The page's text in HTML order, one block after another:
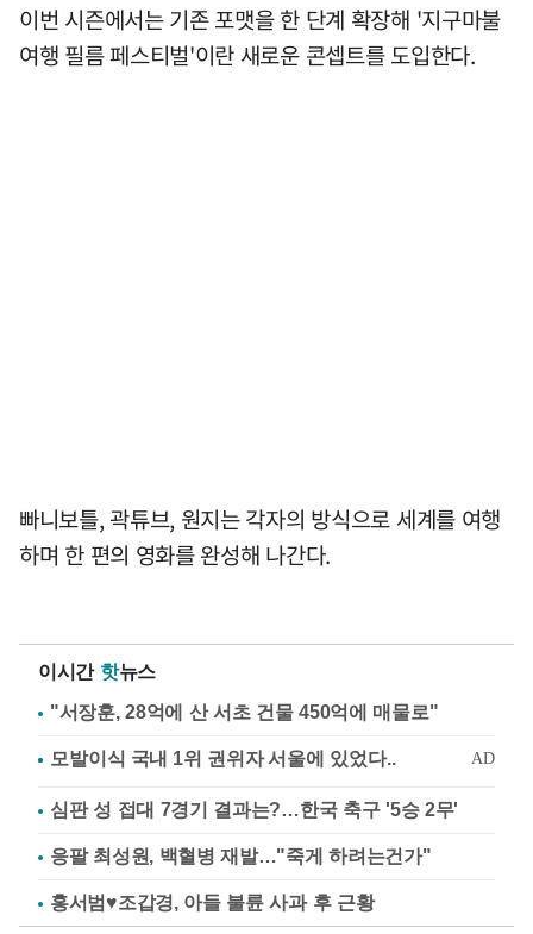
이번 시즌에서는 기존 포맷을 한 단계 확장해 '지구마불
여행 필름 페스티벌'이란 새로운 콘셉트를 도입한다.
빠니보틀, 곽튜브, 원지는 각자의 방식으로 세계를 여행
하며 한 편의 영화를 완성해 나간다.
이시간 핫뉴스
"서장훈, 28억에 산 서초 건물 450억에 매물로"
심판 성 접대 7경기 결과는?…한국 축구 '5승 2무'
응팔 최성원, 백혈병 재발…"죽게 하려는건가"
홍서범♥조갑경, 아들 불륜 사과 후 근황